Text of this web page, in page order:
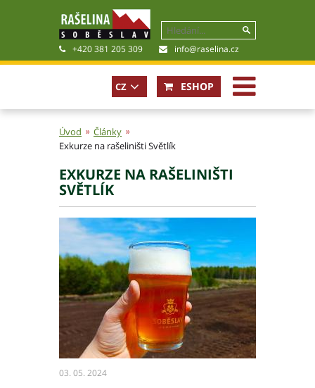
+420 381 205 309 info@raselina.cz
Politika společnosti
Obchodní podmínky
Pro akcionáře
Certifikáty
Poradna
Fotogalerie
Soubory ke stažení
Ochrana osobních údajů – GDPR
CZ ESHOP
Úvod
Články
Exkurze na rašeliništi Světlík
EXKURZE NA RAŠELINIŠTI
SVĚTLÍK
03. 05. 2024